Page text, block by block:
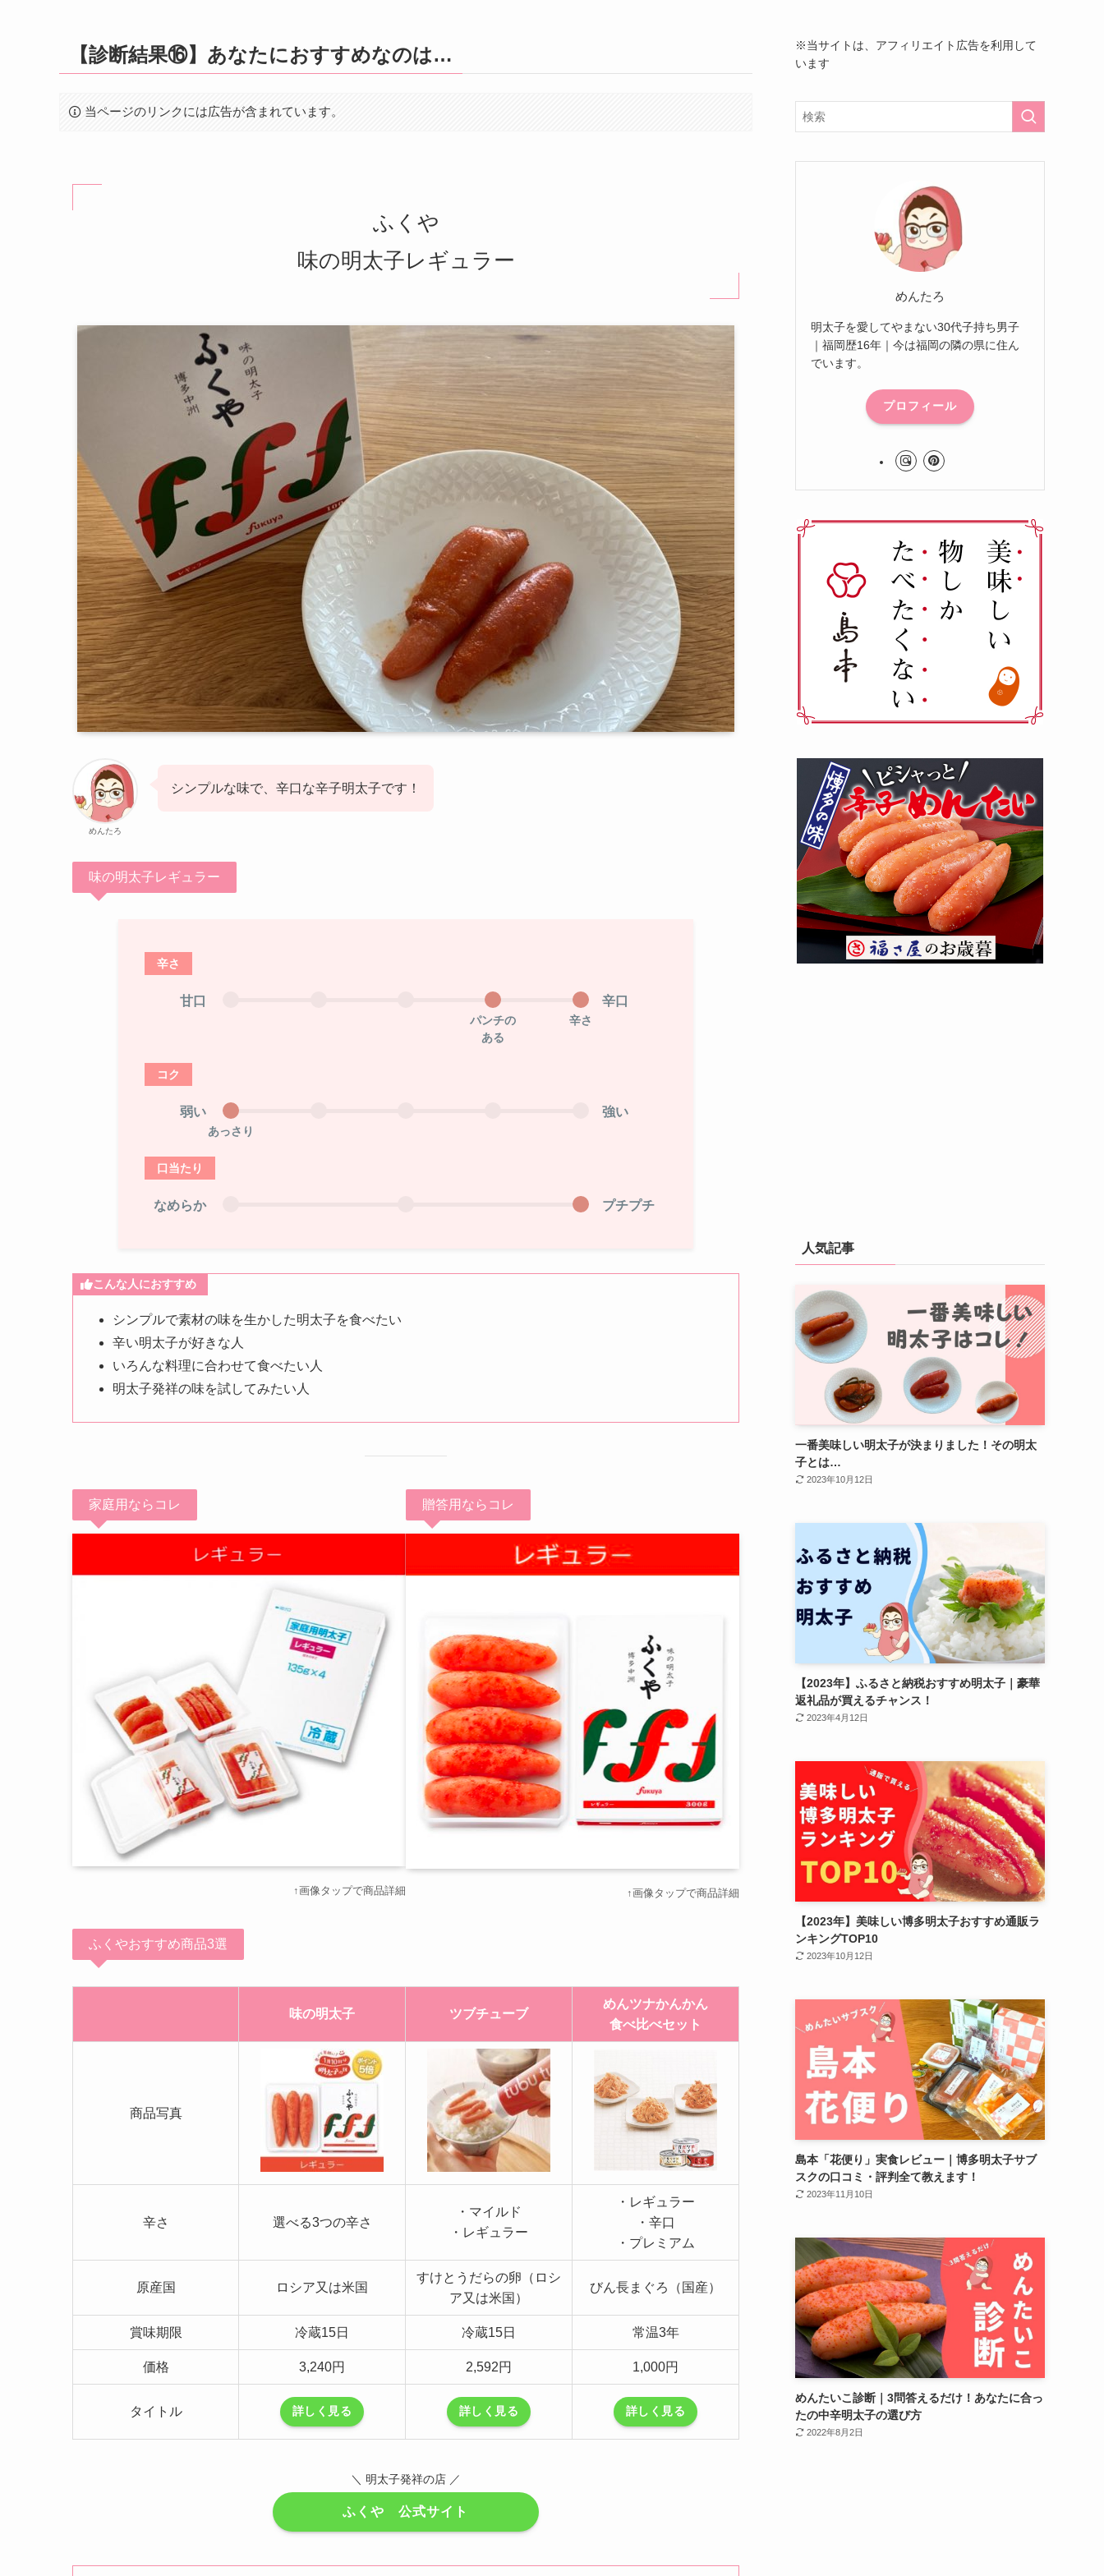
【診断結果⑯】あなたにおすすめなのは…
当ページのリンクには広告が含まれています。
ふくや
味の明太子レギュラー
めんたろ
シンプルな味で、辛口な辛子明太子です！
味の明太子レギュラー
辛さ
甘口
パンチの
ある
辛さ
辛口
コク
弱い
あっさり
強い
口当たり
なめらか プチプチ
こんな人におすすめ
シンプルで素材の味を生かした明太子を食べたい
辛い明太子が好きな人
いろんな料理に合わせて食べたい人
明太子発祥の味を試してみたい人
家庭用ならコレ
↑画像タップで商品詳細
贈答用ならコレ
↑画像タップで商品詳細
ふくやおすすめ商品3選
味の明太子 ツブチューブ
めんツナかんかん
食べ比べセット
商品写真
辛さ 選べる3つの辛さ
・マイルド
・レギュラー
・レギュラー
・辛口
・プレミアム
原産国 ロシア又は米国
すけとうだらの卵（ロシ
ア又は米国）
びん長まぐろ（国産）
賞味期限 冷蔵15日 冷蔵15日 常温3年
価格 3,240円 2,592円 1,000円
タイトル 詳しく見る 詳しく見る 詳しく見る
＼ 明太子発祥の店 ／
ふくや 公式サイト
※当サイトは、アフィリエイト広告を利用して
います
めんたろ
明太子を愛してやまない30代子持ち男子
｜福岡歴16年｜今は福岡の隣の県に住ん
でいます。
プロフィール
人気記事
一番美味しい明太子が決まりました！その明太
子とは…
2023年10月12日
【2023年】ふるさと納税おすすめ明太子｜豪華
返礼品が買えるチャンス！
2023年4月12日
【2023年】美味しい博多明太子おすすめ通販ラ
ンキングTOP10
2023年10月12日
島本「花便り」実食レビュー｜博多明太子サブ
スクの口コミ・評判全て教えます！
2023年11月10日
めんたいこ診断｜3問答えるだけ！あなたに合っ
たの中辛明太子の選び方
2022年8月2日